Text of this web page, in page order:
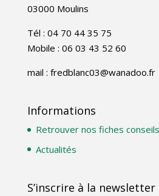
03000 Moulins
Tél : 04 70 44 35 75
Mobile : 06 03 43 52 60
mail : fredblanc03@wanadoo.fr
Informations
Retrouver nos fiches conseils
Actualités
S’inscrire à la newsletter